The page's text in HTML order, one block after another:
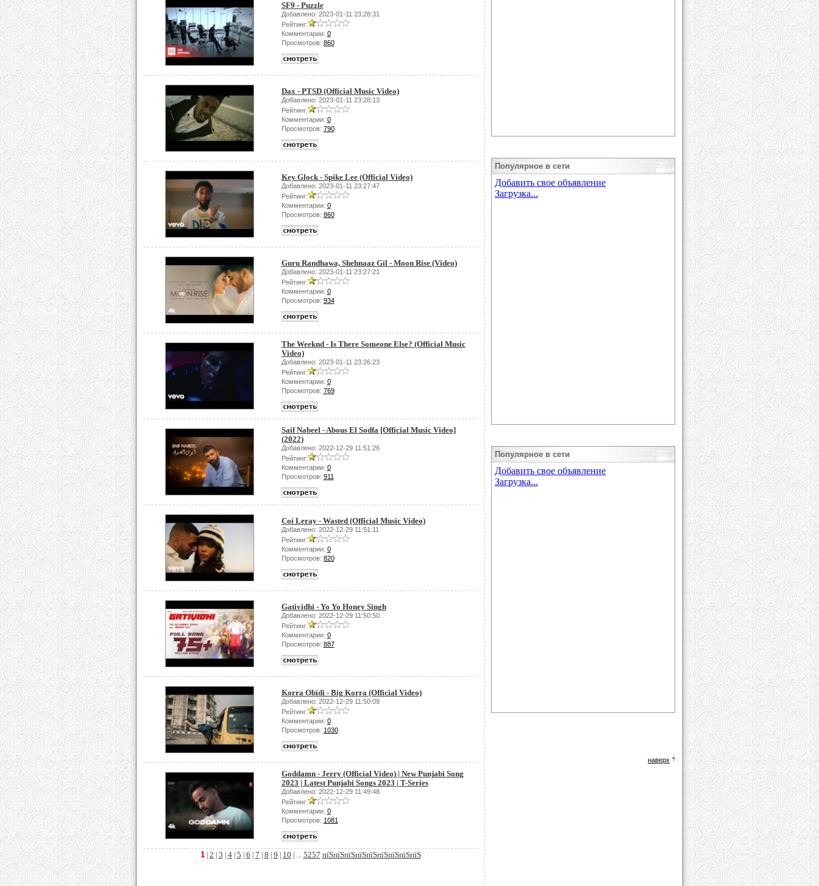
SF9 - Puzzle
Добавлено: 2023-01-11 23:28:31
Рейтинг:
Комментарии: 0
Просмотров: 860
Dax - PTSD (Official Music Video)
Добавлено: 2023-01-11 23:28:13
Рейтинг:
Комментарии: 0
Просмотров: 790
Key Glock - Spike Lee (Official Video)
Добавлено: 2023-01-11 23:27:47
Рейтинг:
Комментарии: 0
Просмотров: 860
Guru Randhawa, Shehnaaz Gil - Moon Rise (Video)
Добавлено: 2023-01-11 23:27:21
Рейтинг:
Комментарии: 0
Просмотров: 934
The Weeknd - Is There Someone Else? (Official Music
Video)
Добавлено: 2023-01-11 23:26:23
Рейтинг:
Комментарии: 0
Просмотров: 769
Saif Nabeel - Abous El Sodfa [Official Music Video]
(2022)
Добавлено: 2022-12-29 11:51:26
Рейтинг:
Комментарии: 0
Просмотров: 911
Coi Leray - Wasted (Official Music Video)
Добавлено: 2022-12-29 11:51:11
Рейтинг:
Комментарии: 0
Просмотров: 820
Gatividhi - Yo Yo Honey Singh
Добавлено: 2022-12-29 11:50:50
Рейтинг:
Комментарии: 0
Просмотров: 887
Korra Obidi - Big Korra (Official Video)
Добавлено: 2022-12-29 11:50:09
Рейтинг:
Комментарии: 0
Просмотров: 1030
Goddamn - Jerry (Official Video) | New Punjabi Song
2023 | Latest Punjabi Songs 2023 | T-Series
Добавлено: 2022-12-29 11:49:48
Рейтинг:
Комментарии: 0
Просмотров: 1081
1| 2 3 4| 5 6 7 8 9 10 | ... 5257 пїЅпїЅпїЅпїЅпїЅпїЅпїЅпїЅпїЅ
Популярное в сети
Популярное в сети
наверх